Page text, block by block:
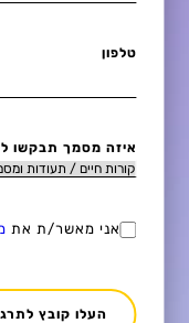
טלפון
איזה מסמך תבקשו
אני מאשר/ת את
העלו קובץ